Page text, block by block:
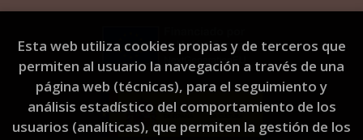
Esta web utiliza cookies propias y de terceros que
permiten al usuario la navegación a través de una
página web (técnicas), para el seguimiento y
análisis estadístico del comportamiento de los
usuarios (analíticas), que permiten la gestión de los